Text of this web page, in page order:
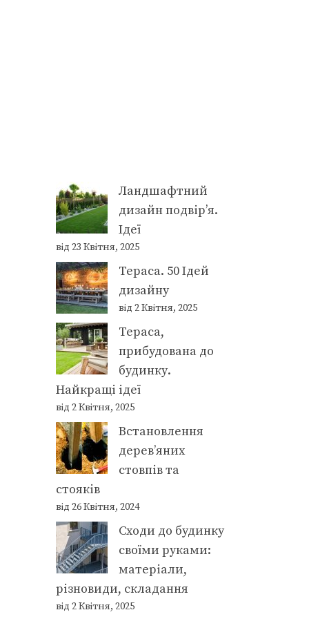
Ландшафтний
дизайн подвір’я.
Ідеї
від 23 Квітня, 2025
Тераса. 50 Ідей
дизайну
від 2 Квітня, 2025
Тераса,
прибудована до
будинку.
Найкращі ідеї
від 2 Квітня, 2025
Встановлення
дерев’яних
стовпів та
стояків
від 26 Квітня, 2024
Сходи до будинку
своїми руками:
матеріали,
різновиди, складання
від 2 Квітня, 2025